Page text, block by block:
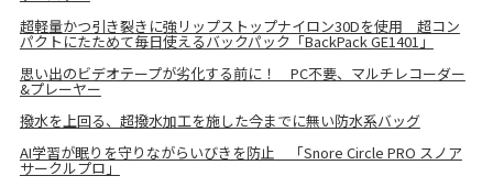
超軽量かつ引き裂きに強リップストップナイロン30Dを使用 超コン
パクトにたためて毎日使えるバックパック「BackPack GE1401」
思い出のビデオテープが劣化する前に！ PC不要、マルチレコーダー
&プレーヤー
撥水を上回る、超撥水加工を施した今までに無い防水系バッグ
AI学習が眠りを守りながらいびきを防止 「Snore Circle PRO スノア
サークルプロ」